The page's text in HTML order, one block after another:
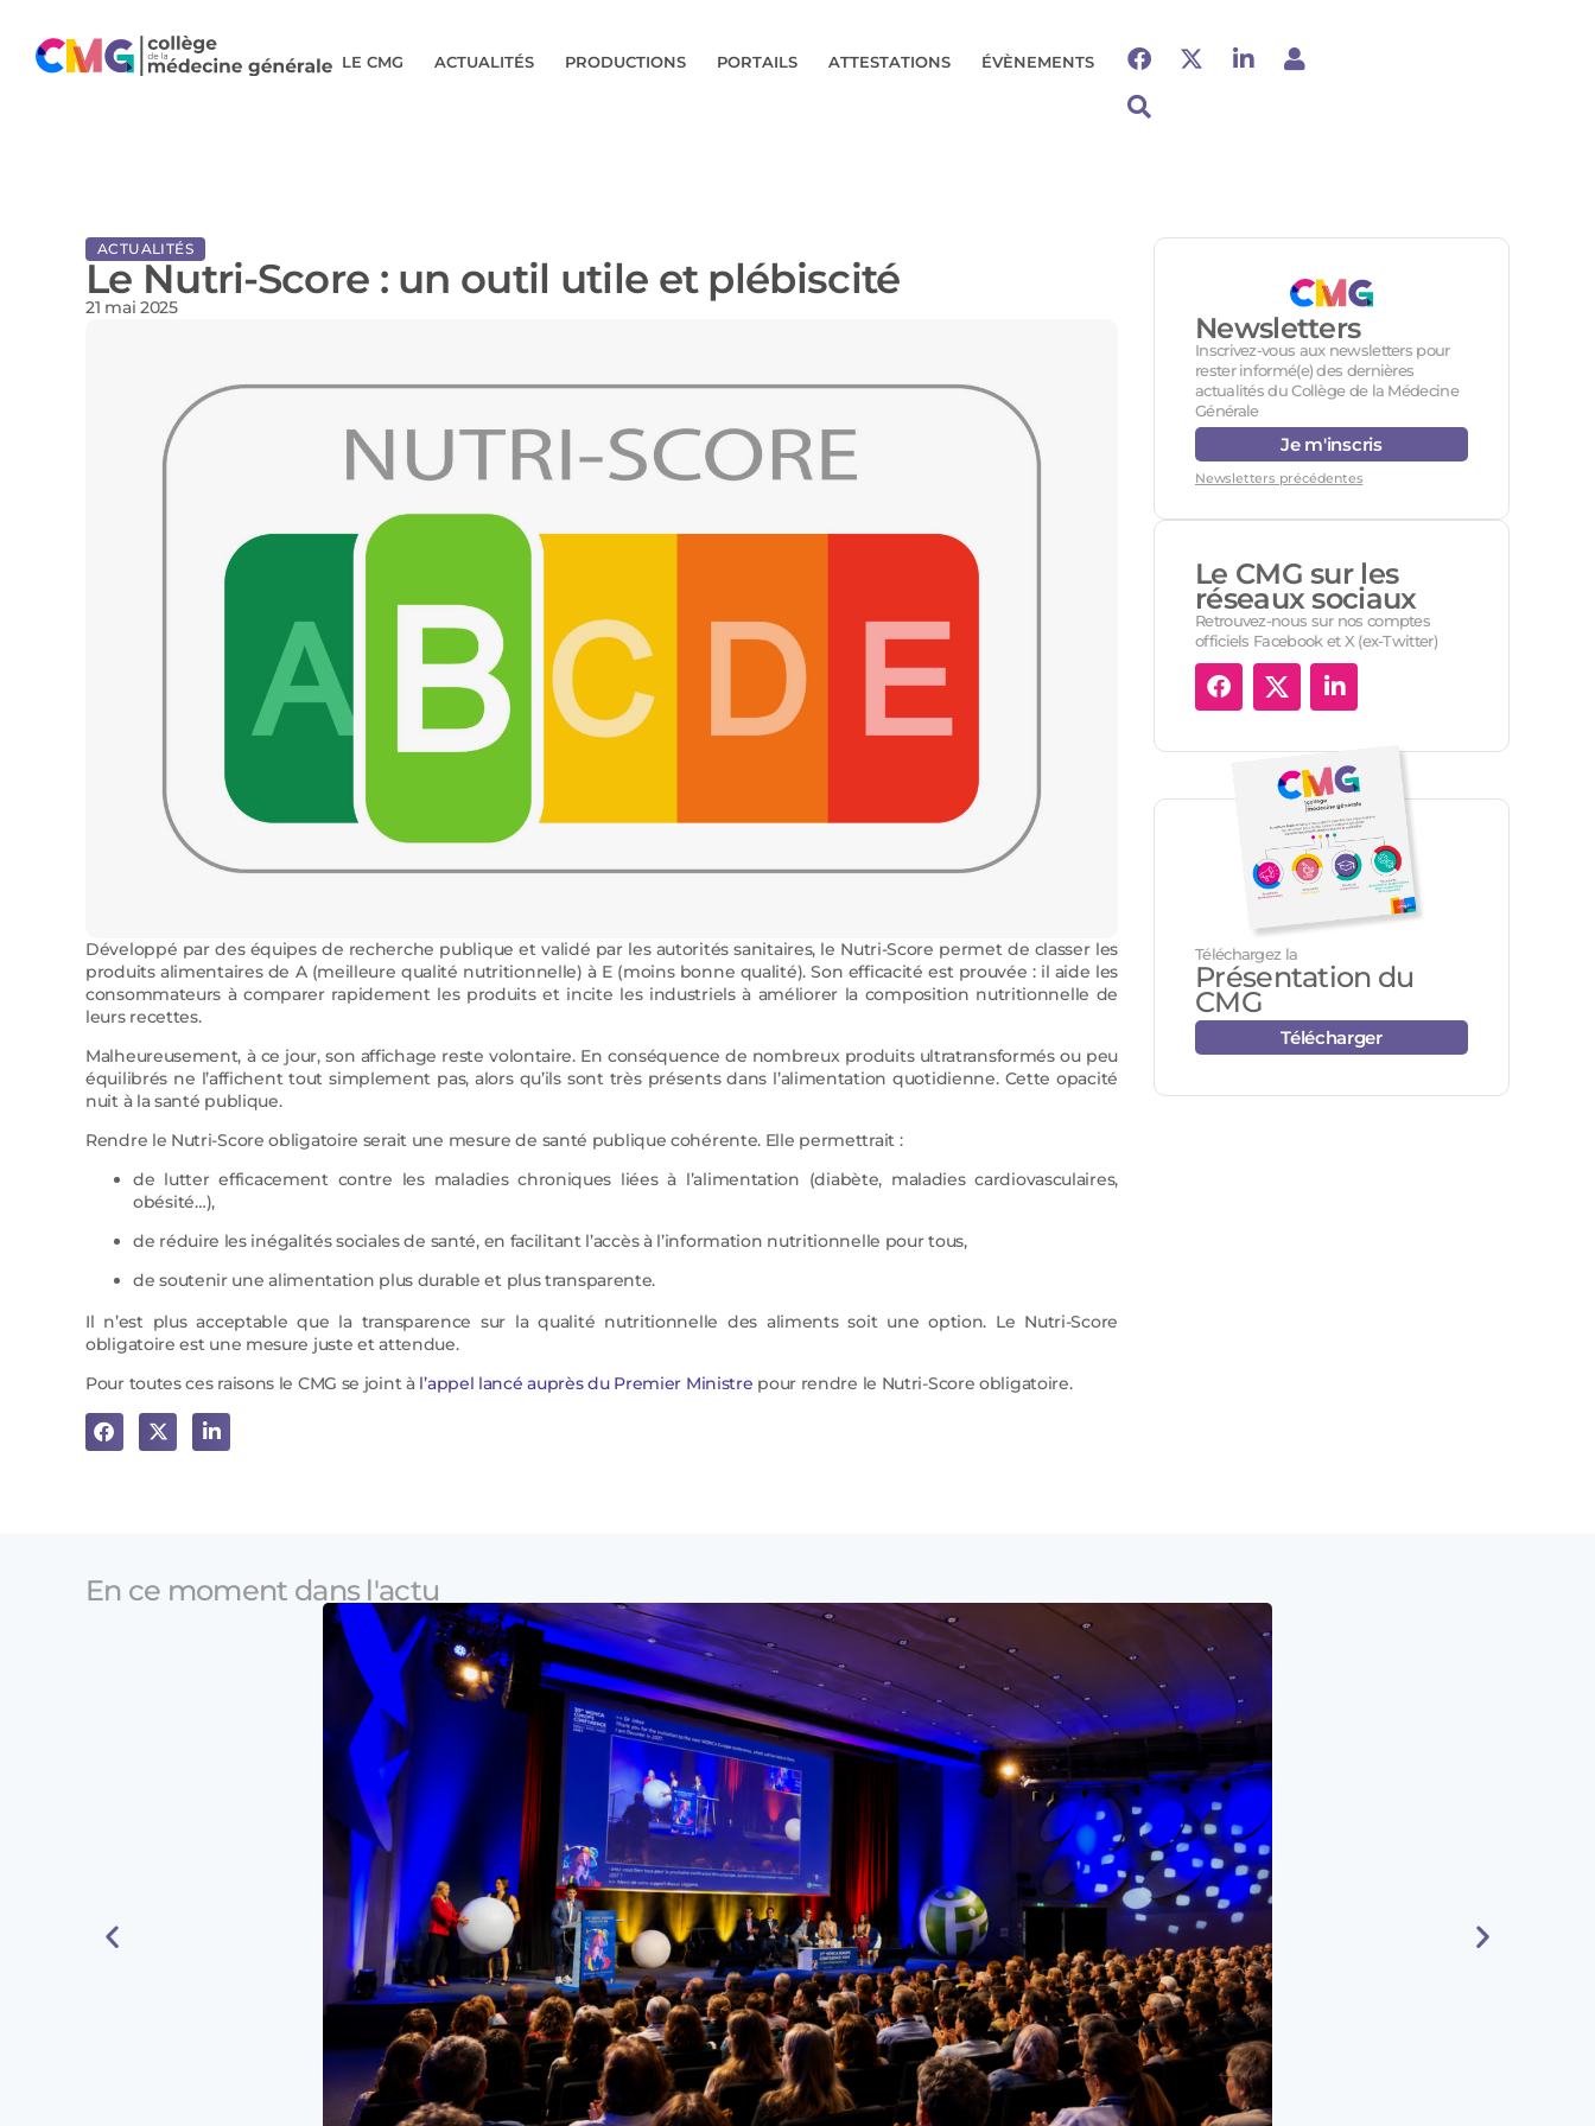
LE CMG ACTUALITÉS PRODUCTIONS PORTAILS ATTESTATIONS ÉVÈNEMENTS
ACTUALITÉS
Le Nutri-Score : un outil utile et plébiscité
21 mai 2025
Développé par des équipes de recherche publique et validé par les autorités sanitaires, le Nutri-Score permet de classer les
produits alimentaires de A (meilleure qualité nutritionnelle) à E (moins bonne qualité). Son efficacité est prouvée : il aide les
consommateurs à comparer rapidement les produits et incite les industriels à améliorer la composition nutritionnelle de
leurs recettes.
Malheureusement, à ce jour, son affichage reste volontaire. En conséquence de nombreux produits ultratransformés ou peu
équilibrés ne l’affichent tout simplement pas, alors qu’ils sont très présents dans l’alimentation quotidienne. Cette opacité
nuit à la santé publique.
Rendre le Nutri-Score obligatoire serait une mesure de santé publique cohérente. Elle permettrait :
de lutter efficacement contre les maladies chroniques liées à l’alimentation (diabète, maladies cardiovasculaires,
obésité…),
de réduire les inégalités sociales de santé, en facilitant l’accès à l’information nutritionnelle pour tous,
de soutenir une alimentation plus durable et plus transparente.
Il n’est plus acceptable que la transparence sur la qualité nutritionnelle des aliments soit une option. Le Nutri-Score
obligatoire est une mesure juste et attendue.
Pour toutes ces raisons le CMG se joint à l’appel lancé auprès du Premier Ministre pour rendre le Nutri-Score obligatoire.
Newsletters
Inscrivez-vous aux newsletters pour
rester informé(e) des dernières
actualités du Collège de la Médecine
Générale
Je m'inscris
Newsletters précédentes
Le CMG sur les
réseaux sociaux
Retrouvez-nous sur nos comptes
officiels Facebook et X (ex-Twitter)
Téléchargez la
Présentation du
CMG
Télécharger
En ce moment dans l'actu